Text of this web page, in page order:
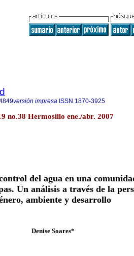
versión impresa ISSN 1870-3925
no.38 Hermosillo ene./abr. 2007
del agua en una
Un análisis a través de la
ambiente y desarrollo
Denise Soares*